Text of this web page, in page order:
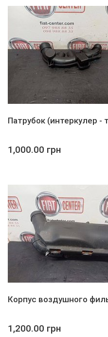
Патрубок (интеркулер -
1,000.00 грн
Корпус воздушного
1,200.00 грн